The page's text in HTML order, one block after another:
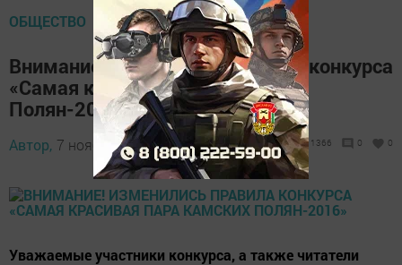
ОБЩЕСТВО
Внимание! Изменились правила конкурса
«Самая красивая пара Камских
Полян-2016»
Автор, 7 ноября 2016 - 13:49 1366 0 0
Уважаемые участники конкурса, а также читатели